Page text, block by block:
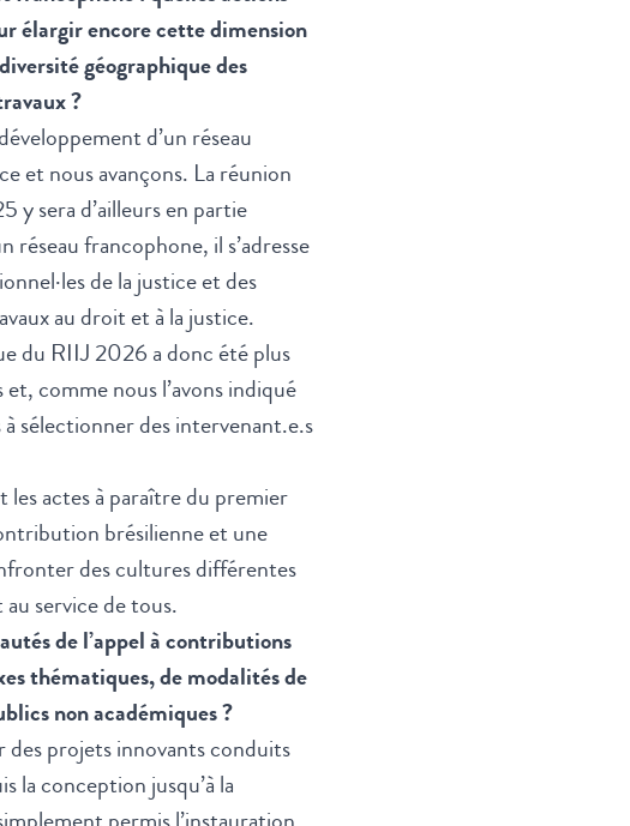
élargir encore cette dimension
géographique des
?
d’un réseau
et nous avançons. La réunion
y sera d’ailleurs en partie
francophone, il s’adresse
de la justice et des
au droit et à la justice.
du RIIJ 2026 a donc été plus
comme nous l’avons indiqué
sélectionner des intervenant.e.s
les actes à paraître du premier
brésilienne et une
des cultures différentes
service de tous.
de l’appel à contributions
thématiques, de modalités de
non académiques ?
des projets innovants conduits
la conception jusqu’à la